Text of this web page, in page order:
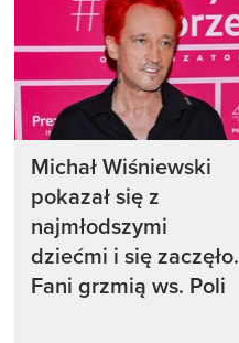
Michał Wiśniewski
pokazał się z
najmłodszymi
dziećmi i się zaczęło.
Fani grzmią ws. Poli